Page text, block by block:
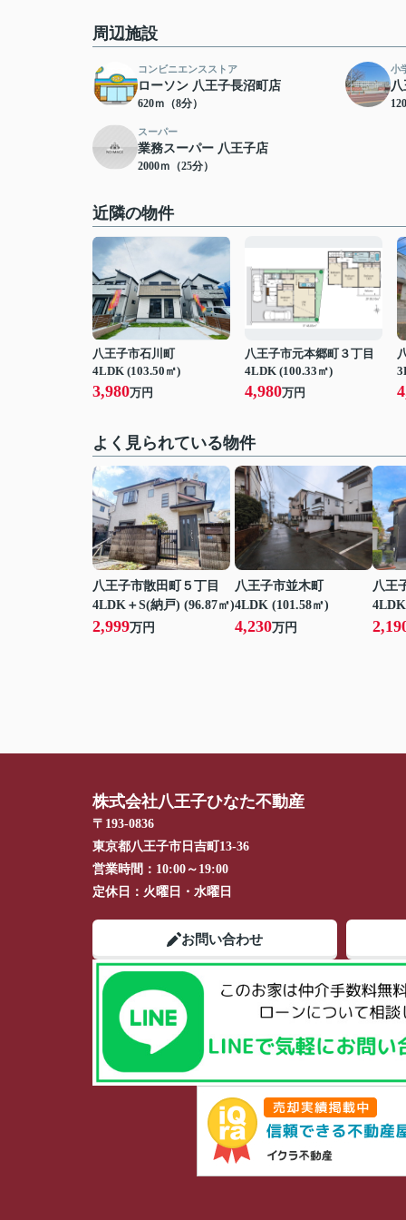
周辺施設
コンビニエンスストア
ローソン 八王子長沼町店
620ｍ（8分）
小
スーパー
業務スーパー 八王子店
2000ｍ（25分）
近隣の物件
八王子市石川町
4LDK (103.50㎡)
3,980万円
八王子市元本郷町３丁目
4LDK (100.33㎡)
4,980万円
よく見られている物件
八王子市散田町５丁目
4LDK＋S(納戸) (96.87㎡)
2,999万円
八王子市並木町
4LDK (101.58㎡)
4,230万円
八王
株式会社八王子ひなた不動産
〒193-0836
東京都八王子市日吉町13-36
営業時間： 10:00～19:00
定休日： 火曜日・水曜日
お問い合わせ